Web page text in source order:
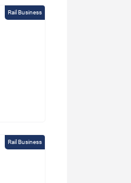
Rail Business
Rail Business